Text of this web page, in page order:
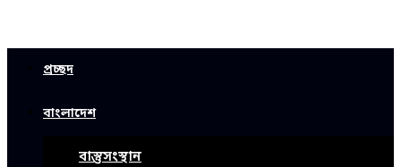
প্রচ্ছদ
বাংলাদেশ
বাস্তুসংস্থান